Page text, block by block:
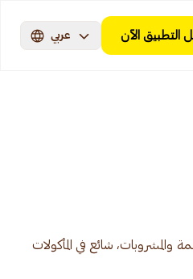
التطبيق الآن عربي
شائع في المأكولات